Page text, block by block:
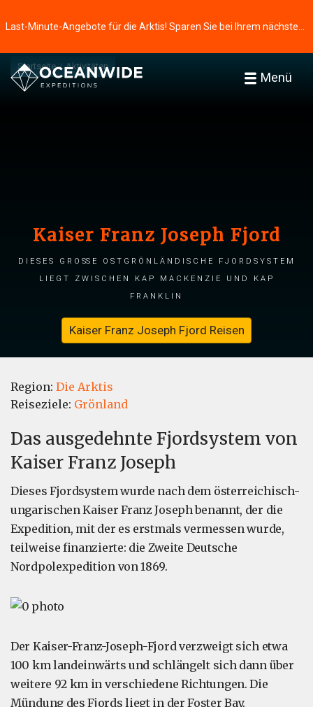
Menü
Startseite Aktivitäten
Kaiser Franz Joseph Fjord
Dieses große ostgrönländische Fjordsystem
liegt zwischen Kap Mackenzie und Kap
Franklin
Kaiser Franz Joseph Fjord Reisen
Region: Die Arktis
Reiseziele: Grönland
Das ausgedehnte Fjordsystem von
Kaiser Franz Joseph
Dieses Fjordsystem wurde nach dem österreichisch-
ungarischen Kaiser Franz Joseph benannt, der die
Expedition, mit der es erstmals vermessen wurde,
teilweise finanzierte: die Zweite Deutsche
Nordpolexpedition von 1869.
Der Kaiser-Franz-Joseph-Fjord verzweigt sich etwa
100 km landeinwärts und schlängelt sich dann über
weitere 92 km in verschiedene Richtungen. Die
Mündung des Fjords liegt in der Foster Bay.